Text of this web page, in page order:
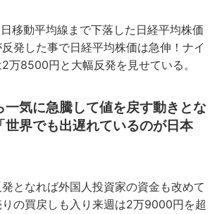
移動平均線まで下落した日経平均株価
発した事で日経平均株価は急伸！ナイ
万8500円と大幅反発を見せている。
一気に急騰して値を戻す動きとな
世界でも出遅れているのが日本
となれば外国人投資家の資金も改めて
の買戻しも入り来週は2万9000円を超